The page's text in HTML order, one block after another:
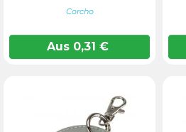
Corcho
Aus 0,31 €